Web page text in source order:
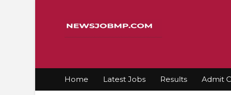
Home Latest Jobs Results Admit